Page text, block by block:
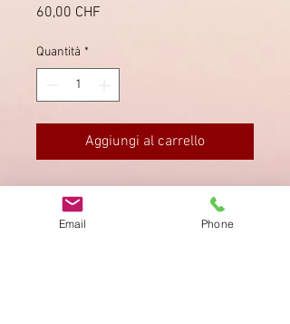
60,00 CHF
Quantità *
Aggiungi al carrello
Schöner, sauberer Vollstempel von
"Lowerz" (Lauerz SZ) auf SBK 63A.
Email Phone